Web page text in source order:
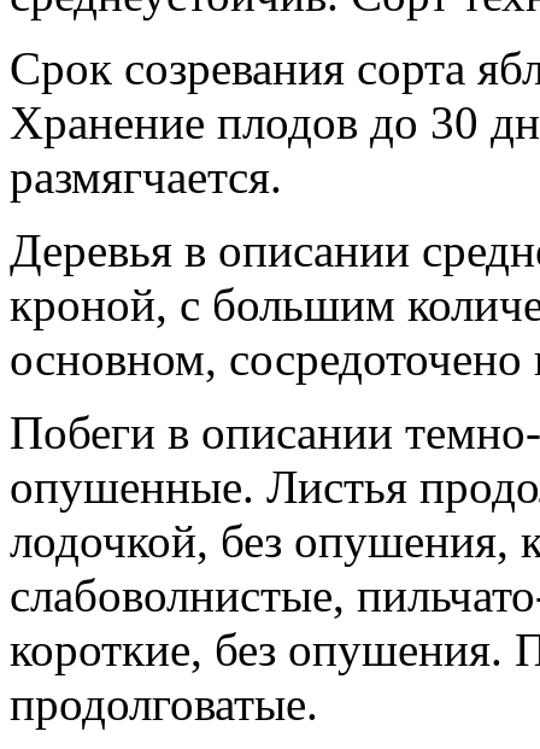
Срок созревания сорта
Хранение плодов до 30
размягчается.
Деревья в описании
кроной, с большим
основном,
Побеги в описании
опушенные. Листья
лодочкой, без опушения,
слабоволнистые,
короткие, без опушения.
продолговатые.